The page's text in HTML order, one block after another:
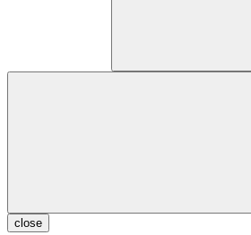
close